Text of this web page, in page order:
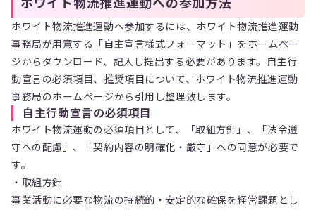
ホワイト物流推進運動へ参加するには、ホワイト物流推進運動
事務局が用意する「自主宣言様式フォーマット」をホームペー
ジからダウンロード、記入し提出する必要があります。自主行
動宣言の必須項目、推奨項目について、ホワイト物流推進運動
事務局のホームページから引用し整理致します。
自主行動宣言の必須項目
ホワイト物流運動の必須項目として、「取組方針」、「法令遵
守への配慮」、「契約内容の明確化・厳守」への同意が必要で
す。
・取組方針
事業活動に必要な物流の持続的・安定的な確保を経営課題とし